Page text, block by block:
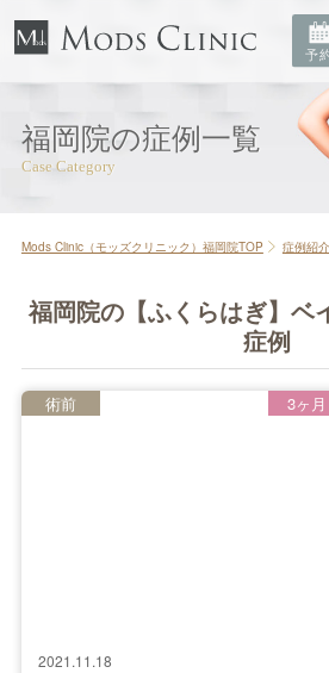
福岡院の症例一覧
Mods Clinic（モッズクリニック）福岡院TOP 症例紹介
福岡院の【ふくらはぎ】ベ
症例
2021.11.18
術前 3ヶ月